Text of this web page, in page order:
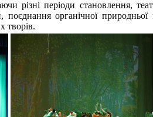
різні періоди становлення,
органічної
творів.